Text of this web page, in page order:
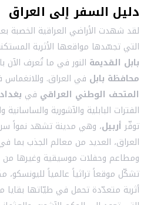
دليل السفر إلى العراق
لقد شهدت الأراضي العراقية الخصبة
التي تجسّدها مواقعها الأثرية
بابل القديمة النور في ما تُعرف الآن
محافظة بابل في العراق. وللانغماس
المتحف الوطني العراقي في بغداد
الفترات البابلية والآشورية
توفّرأربيل، وهي مدينة تشهد نمواً
العراق، العديد من معالم الجذب بما
ومطاعم وحفلات موسيقية وغيرها من
تشكّل موقعاً تراثياً عالمياً
أثرية متعدّدة تحمل في طيّاتها